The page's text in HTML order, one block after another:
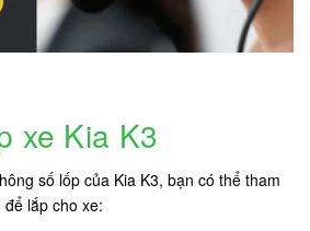
xe Kia K3
số lốp của Kia K3, bạn có thể tham
lắp cho xe: